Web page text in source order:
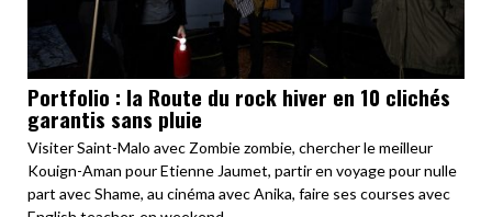
Portfolio : la Route du rock hiver en 10 clichés
garantis sans pluie
Visiter Saint-Malo avec Zombie zombie, chercher le meilleur
Kouign-Aman pour Etienne Jaumet, partir en voyage pour nulle
part avec Shame, au cinéma avec Anika, faire ses courses avec